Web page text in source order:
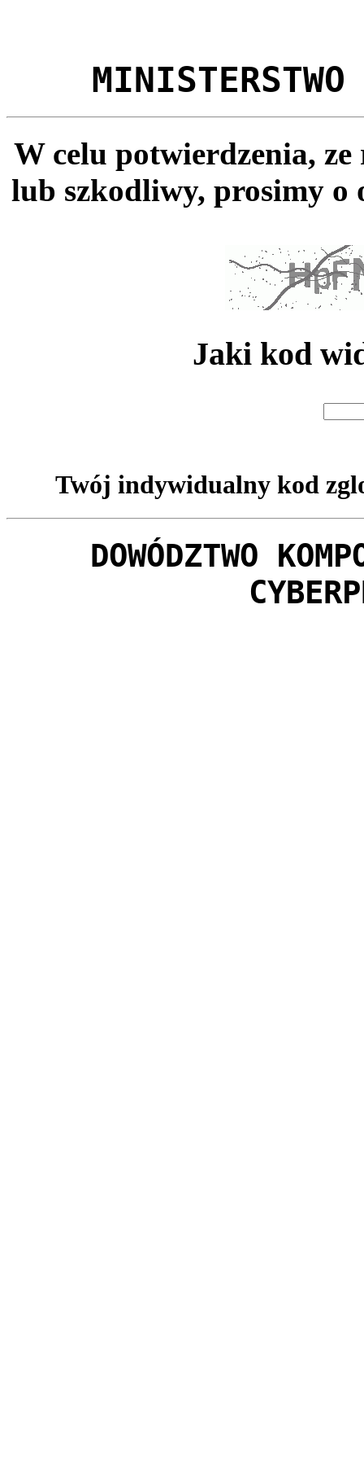
MINISTERSTWO
W celu potwierdzenia,
lub szkodliwy, prosimy o
Jaki kod
Twój indywidualny kod
DOWÓDZTWO